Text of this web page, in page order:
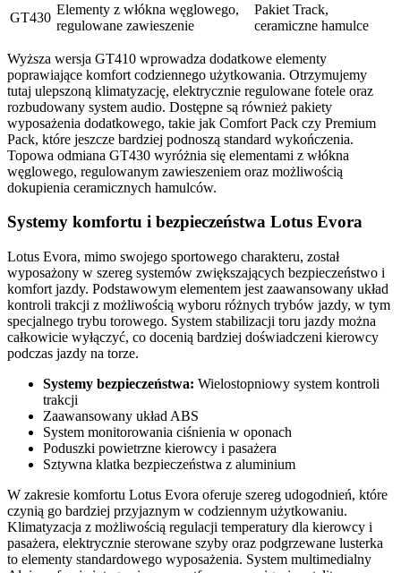
GT430
Elementy z włókna węglowego,
regulowane zawieszenie
Pakiet Track,
ceramiczne hamulce
Wyższa wersja GT410 wprowadza dodatkowe elementy
poprawiające komfort codziennego użytkowania. Otrzymujemy
tutaj ulepszoną klimatyzację, elektrycznie regulowane fotele oraz
rozbudowany system audio. Dostępne są również pakiety
wyposażenia dodatkowego, takie jak Comfort Pack czy Premium
Pack, które jeszcze bardziej podnoszą standard wykończenia.
Topowa odmiana GT430 wyróżnia się elementami z włókna
węglowego, regulowanym zawieszeniem oraz możliwością
dokupienia ceramicznych hamulców.
Systemy komfortu i bezpieczeństwa Lotus Evora
Lotus Evora, mimo swojego sportowego charakteru, został
wyposażony w szereg systemów zwiększających bezpieczeństwo i
komfort jazdy. Podstawowym elementem jest zaawansowany układ
kontroli trakcji z możliwością wyboru różnych trybów jazdy, w tym
specjalnego trybu torowego. System stabilizacji toru jazdy można
całkowicie wyłączyć, co docenią bardziej doświadczeni kierowcy
podczas jazdy na torze.
Systemy bezpieczeństwa: Wielostopniowy system kontroli
trakcji
Zaawansowany układ ABS
System monitorowania ciśnienia w oponach
Poduszki powietrzne kierowcy i pasażera
Sztywna klatka bezpieczeństwa z aluminium
W zakresie komfortu Lotus Evora oferuje szereg udogodnień, które
czynią go bardziej przyjaznym w codziennym użytkowaniu.
Klimatyzacja z możliwością regulacji temperatury dla kierowcy i
pasażera, elektrycznie sterowane szyby oraz podgrzewane lusterka
to elementy standardowego wyposażenia. System multimedialny